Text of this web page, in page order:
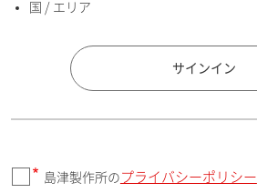
国 / エリア
郵便番号（勤務先）
国 / エリア
サインイン
島津製作所の プライバシーポリシー